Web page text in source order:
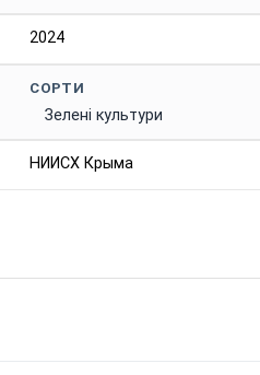
2024
СОРТИ
Зелені культури
НИИСХ Крыма